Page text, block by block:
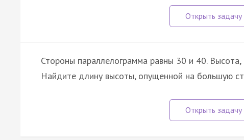
Стороны параллелограмма равны 30 и 40.
Найдите длину высоты, опущенной на большую